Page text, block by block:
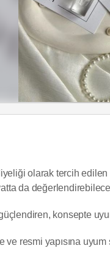
olarak tercih edilen
da
konsepte
resmi yapısına